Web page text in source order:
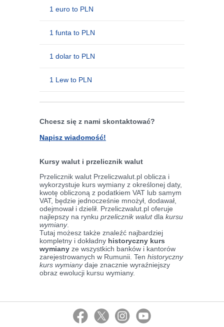
1 euro to PLN
1 funta to PLN
1 dolar to PLN
1 Lew to PLN
Chcesz się z nami skontaktować?
Napisz wiadomość!
Kursy walut i przelicznik walut
Przelicznik walut Przeliczwalut.pl oblicza i
wykorzystuje kurs wymiany z określonej daty,
kwotę obliczoną z podatkiem VAT lub samym
VAT, będzie jednocześnie mnożył, dodawał,
odejmował i dzielił. Przeliczwalut.pl oferuje
najlepszy na rynku przelicznik walutdla kursu
wymiany.
Tutaj możesz także znaleźć najbardziej
kompletny i dokładny historyczny kurs
wymiany ze wszystkich banków i kantorów
zarejestrowanych w Rumunii. Ten historyczny
kurs wymianydaje znacznie wyraźniejszy
obraz ewolucji kursu wymiany.